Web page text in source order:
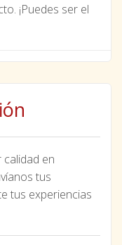
¡Puedes ser el
en
tus
tus experiencias